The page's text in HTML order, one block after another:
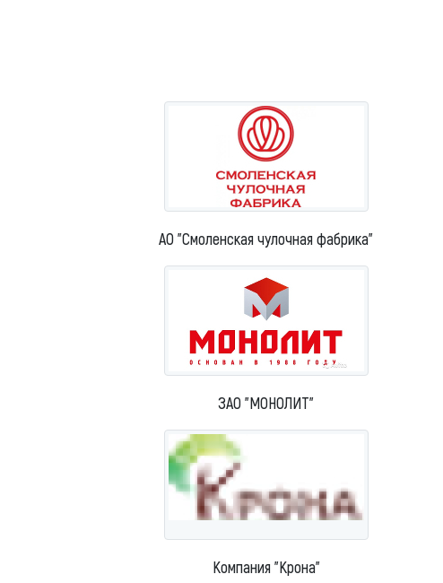
АО "Смоленская чулочная фабрика"
ЗАО "МОНОЛИТ"
Компания "Крона"